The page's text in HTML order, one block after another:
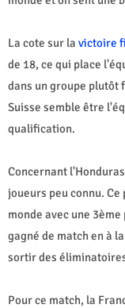
La cote sur la victoire
de 18, ce qui place
dans un groupe plutôt
Suisse semble être
qualification.
Concernant
joueurs peu connu.
monde avec une
gagné de match en à
sortir des
Pour ce match, la